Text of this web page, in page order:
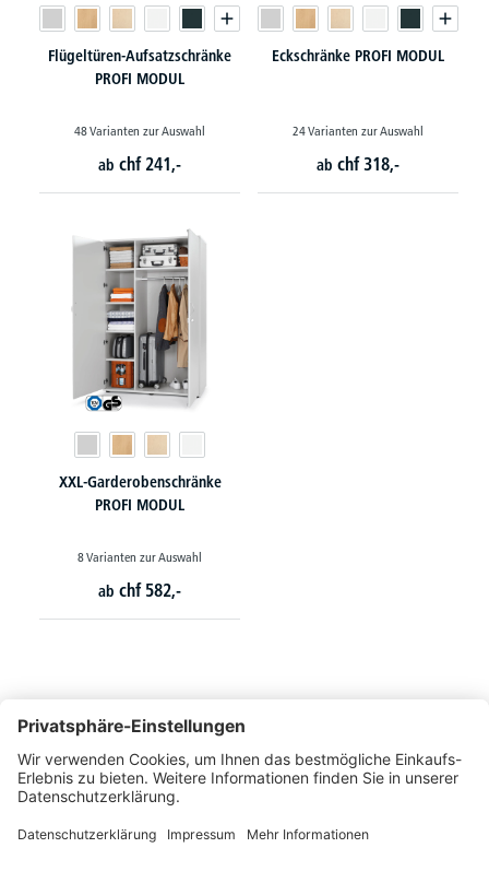
Flügeltüren-Aufsatzschränke
PROFI MODUL
48 Varianten zur Auswahl
ab chf 241,-
Eckschränke PROFI MODUL
24 Varianten zur Auswahl
ab chf 318,-
XXL-Garderobenschränke
PROFI MODUL
8 Varianten zur Auswahl
ab chf 582,-
Montags bis Freitags von 08:30 - 17:00 Uhr
+41 44 240 / 11 55
+41 44 240 / 11 57
info@office-trade.ch